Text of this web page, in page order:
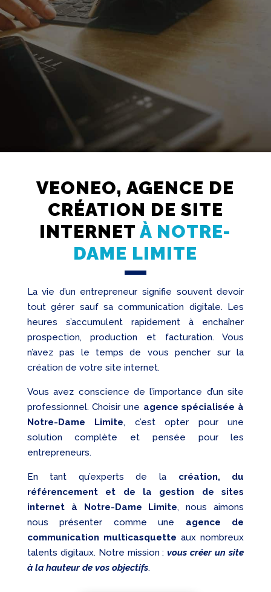
Referencement
Réseaux
sociaux
Audit
VEONEO, AGENCE DE
CRÉATION DE SITE
INTERNETÀ NOTRE-
DAME LIMITE
La vie d’un entrepreneur signifie souvent devoir
tout gérer sauf sa communication digitale. Les
heures s’accumulent rapidement à enchaîner
prospection, production et facturation. Vous
n’avez pas le temps de vous pencher sur la
création de votre site internet.
Vous avez conscience de l’importance d’un site
professionnel. Choisir une agence spécialisée à
Notre-Dame Limite, c’est opter pour une
solution complète et pensée pour les
entrepreneurs.
En tant qu’experts de la création, du
référencement et de la gestion de sites
internet à Notre-Dame Limite, nous aimons
nous présenter comme une agence de
communication multicasquette aux nombreux
talents digitaux. Notre mission :vous créer un site
à la hauteur de vos objectifs.